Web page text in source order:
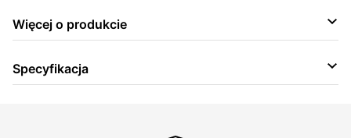
Więcej o produkcie
Specyfikacja